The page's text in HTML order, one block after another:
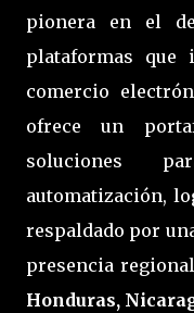
pionera en el
plataformas que
comercio
ofrece un
soluciones
automatización,
respaldado por
presencia
Honduras,